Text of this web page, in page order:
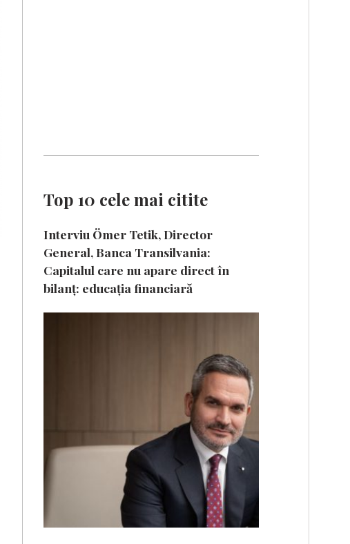
Top 10 cele mai citite
Interviu Ömer Tetik, Director
General, Banca Transilvania:
Capitalul care nu apare direct în
bilanț: educația financiară